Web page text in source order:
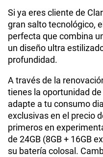
Si ya eres cliente de
gran salto tecnológico, el
perfecta que combina
un diseño ultra
profundidad.
A través de la
tienes la oportunidad
adapte a tu consumo
exclusivas en el precio
primeros en
de 24GB (8GB + 16GB
su batería colosal.